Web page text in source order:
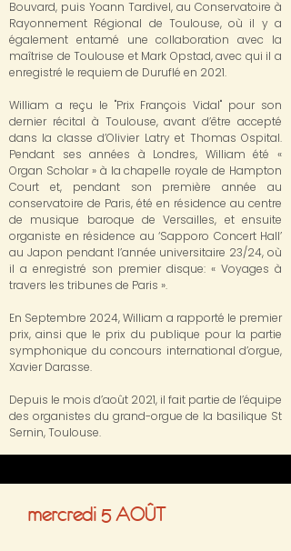
Bouvard, puis Yoann Tardivel, au Conservatoire à
Rayonnement Régional de Toulouse, où il y a
également entamé une collaboration avec la
maîtrise de Toulouse et Mark Opstad, avec qui il a
enregistré le requiem de Duruflé en 2021.
William a reçu le "Prix François Vidal" pour son
dernier récital à Toulouse, avant d’être accepté
dans la classe d’Olivier Latry et Thomas Ospital.
Pendant ses années à Londres, William été «
Organ Scholar » à la chapelle royale de Hampton
Court et, pendant son première année au
conservatoire de Paris, été en résidence au centre
de musique baroque de Versailles, et ensuite
organiste en résidence au ‘Sapporo Concert Hall’
au Japon pendant l’année universitaire 23/24, où
il a enregistré son premier disque: « Voyages à
travers les tribunes de Paris ».
En Septembre 2024, William a rapporté le premier
prix, ainsi que le prix du publique pour la partie
symphonique du concours international d’orgue,
Xavier Darasse.
Depuis le mois d’août 2021, il fait partie de l’équipe
des organistes du grand-orgue de la basilique St
Sernin, Toulouse.
mercredi 5 AOÛT